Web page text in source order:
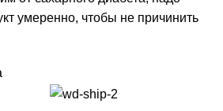
умеренно, чтобы не причинить